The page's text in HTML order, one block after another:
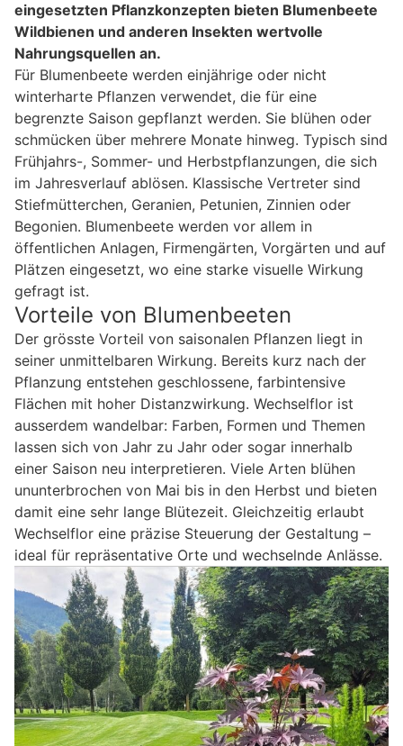
eingesetzten Pflanzkonzepten bieten Blumenbeete
Wildbienen und anderen Insekten wertvolle
Nahrungsquellen an.
Für Blumenbeete werden einjährige oder nicht
winterharte Pflanzen verwendet, die für eine
begrenzte Saison gepflanzt werden. Sie blühen oder
schmücken über mehrere Monate hinweg. Typisch sind
Frühjahrs-, Sommer- und Herbstpflanzungen, die sich
im Jahresverlauf ablösen. Klassische Vertreter sind
Stiefmütterchen, Geranien, Petunien, Zinnien oder
Begonien. Blumenbeete werden vor allem in
öffentlichen Anlagen, Firmengärten, Vorgärten und auf
Plätzen eingesetzt, wo eine starke visuelle Wirkung
gefragt ist.
Vorteile von Blumenbeeten
Der grösste Vorteil von saisonalen Pflanzen liegt in
seiner unmittelbaren Wirkung. Bereits kurz nach der
Pflanzung entstehen geschlossene, farbintensive
Flächen mit hoher Distanzwirkung. Wechselflor ist
ausserdem wandelbar: Farben, Formen und Themen
lassen sich von Jahr zu Jahr oder sogar innerhalb
einer Saison neu interpretieren. Viele Arten blühen
ununterbrochen von Mai bis in den Herbst und bieten
damit eine sehr lange Blütezeit. Gleichzeitig erlaubt
Wechselflor eine präzise Steuerung der Gestaltung –
ideal für repräsentative Orte und wechselnde Anlässe.